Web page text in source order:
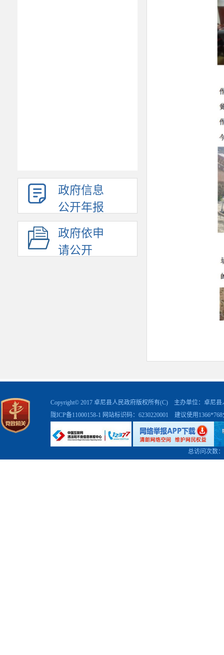
政府信息
公开年报
政府依申
请公开
Copyright© 2017 卓尼县人民政府版权所有(C) 主办单位：卓尼
陇ICP备11000158-1 网站标识码：6230220001 建议使用
总访问次数：